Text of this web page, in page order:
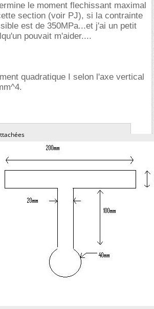
le moment flechissant maximal
section (voir PJ), si la contrainte
est de 350MPa...et j'ai un petit
pouvait m'aider....
quadratique I selon l'axe vertical